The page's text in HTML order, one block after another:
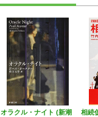
オラクル・ナイト (新潮
相続